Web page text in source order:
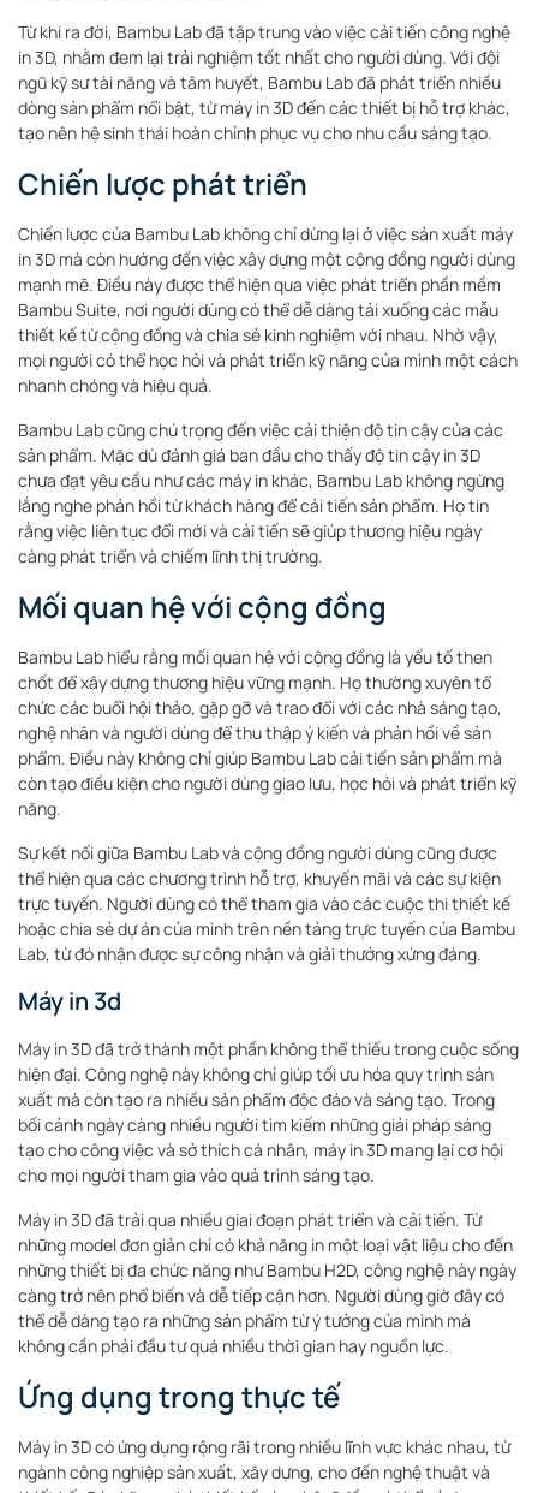
Từ khi ra đời, Bambu Lab đã tập trung vào việc cải tiến công nghệ
in 3D, nhằm đem lại trải nghiệm tốt nhất cho người dùng. Với đội
ngũ kỹ sư tài năng và tâm huyết, Bambu Lab đã phát triển nhiều
dòng sản phẩm nổi bật, từ máy in 3D đến các thiết bị hỗ trợ khác,
tạo nên hệ sinh thái hoàn chỉnh phục vụ cho nhu cầu sáng tạo.
Chiến lược phát triển
Chiến lược của Bambu Lab không chỉ dừng lại ở việc sản xuất máy
in 3D mà còn hướng đến việc xây dựng một cộng đồng người dùng
mạnh mẽ. Điều này được thể hiện qua việc phát triển phần mềm
Bambu Suite, nơi người dùng có thể dễ dàng tải xuống các mẫu
thiết kế từ cộng đồng và chia sẻ kinh nghiệm với nhau. Nhờ vậy,
mọi người có thể học hỏi và phát triển kỹ năng của mình một cách
nhanh chóng và hiệu quả.
Bambu Lab cũng chú trọng đến việc cải thiện độ tin cậy của các
sản phẩm. Mặc dù đánh giá ban đầu cho thấy độ tin cậy in 3D
chưa đạt yêu cầu như các máy in khác, Bambu Lab không ngừng
lắng nghe phản hồi từ khách hàng để cải tiến sản phẩm. Họ tin
rằng việc liên tục đổi mới và cải tiến sẽ giúp thương hiệu ngày
càng phát triển và chiếm lĩnh thị trường.
Mối quan hệ với cộng đồng
Bambu Lab hiểu rằng mối quan hệ với cộng đồng là yếu tố then
chốt để xây dựng thương hiệu vững mạnh. Họ thường xuyên tổ
chức các buổi hội thảo, gặp gỡ và trao đổi với các nhà sáng tạo,
nghệ nhân và người dùng để thu thập ý kiến và phản hồi về sản
phẩm. Điều này không chỉ giúp Bambu Lab cải tiến sản phẩm mà
còn tạo điều kiện cho người dùng giao lưu, học hỏi và phát triển kỹ
năng.
Sự kết nối giữa Bambu Lab và cộng đồng người dùng cũng được
thể hiện qua các chương trình hỗ trợ, khuyến mãi và các sự kiện
trực tuyến. Người dùng có thể tham gia vào các cuộc thi thiết kế
hoặc chia sẻ dự án của mình trên nền tảng trực tuyến của Bambu
Lab, từ đó nhận được sự công nhận và giải thưởng xứng đáng.
Máy in 3d
Máy in 3D đã trở thành một phần không thể thiếu trong cuộc sống
hiện đại. Công nghệ này không chỉ giúp tối ưu hóa quy trình sản
xuất mà còn tạo ra nhiều sản phẩm độc đáo và sáng tạo. Trong
bối cảnh ngày càng nhiều người tìm kiếm những giải pháp sáng
tạo cho công việc và sở thích cá nhân, máy in 3D mang lại cơ hội
cho mọi người tham gia vào quá trình sáng tạo.
Máy in 3D đã trải qua nhiều giai đoạn phát triển và cải tiến. Từ
những model đơn giản chỉ có khả năng in một loại vật liệu cho đến
những thiết bị đa chức năng như Bambu H2D, công nghệ này ngày
càng trở nên phổ biến và dễ tiếp cận hơn. Người dùng giờ đây có
thể dễ dàng tạo ra những sản phẩm từ ý tưởng của mình mà
không cần phải đầu tư quá nhiều thời gian hay nguồn lực.
Ứng dụng trong thực tế
Máy in 3D có ứng dụng rộng rãi trong nhiều lĩnh vực khác nhau, từ
ngành công nghiệp sản xuất, xây dựng, cho đến nghệ thuật và